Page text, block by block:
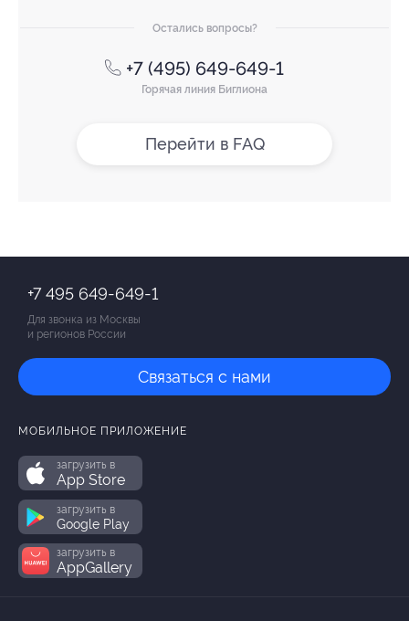
Остались вопросы?
+7 (495) 649-649-1
Горячая линия Биглиона
Перейти в FAQ
+7 495 649-649-1
Для звонка из Москвы
и регионов России
Связаться с нами
МОБИЛЬНОЕ ПРИЛОЖЕНИЕ
загрузить в
App Store
загрузить в
Google Play
загрузить в
AppGallery